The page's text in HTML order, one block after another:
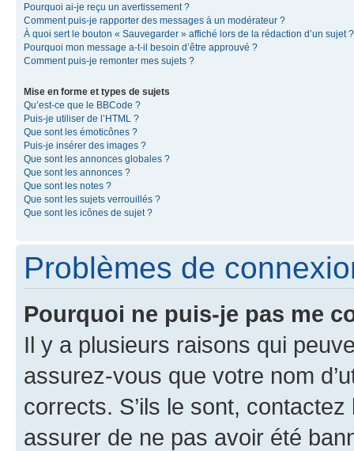
Pourquoi ai-je reçu un avertissement ?
Comment puis-je rapporter des messages à un modérateur ?
À quoi sert le bouton « Sauvegarder » affiché lors de la rédaction d’un sujet ?
Pourquoi mon message a-t-il besoin d’être approuvé ?
Comment puis-je remonter mes sujets ?
Mise en forme et types de sujets
Qu’est-ce que le BBCode ?
Puis-je utiliser de l’HTML ?
Que sont les émoticônes ?
Puis-je insérer des images ?
Que sont les annonces globales ?
Que sont les annonces ?
Que sont les notes ?
Que sont les sujets verrouillés ?
Que sont les icônes de sujet ?
Problèmes de
Pourquoi ne puis-je pas me
Il y a plusieurs raisons qui
assurez-vous que votre nom
corrects. S’ils le sont,
assurer de ne pas avoir été